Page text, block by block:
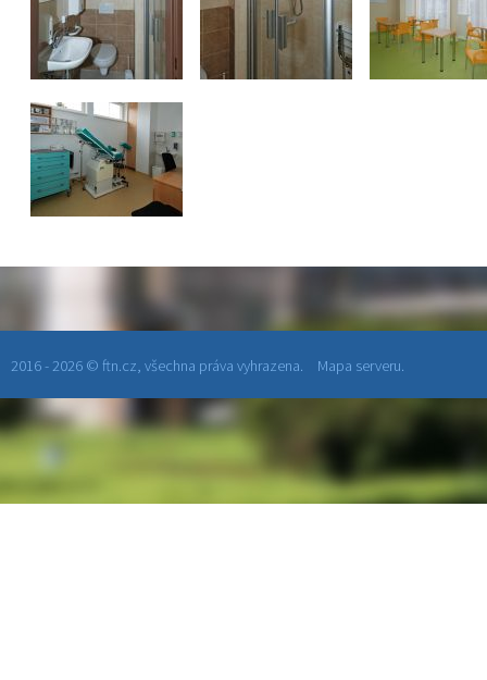
2016 - 2026 © ftn.cz, všechna práva vyhrazena. Mapa serveru.